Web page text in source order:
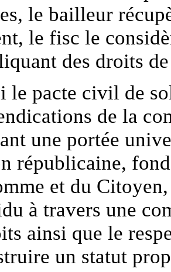
le bailleur
le fisc le
des droits
le pacte civil de
de la
une portée
républicaine,
et du
à travers une
ainsi que le
un statut